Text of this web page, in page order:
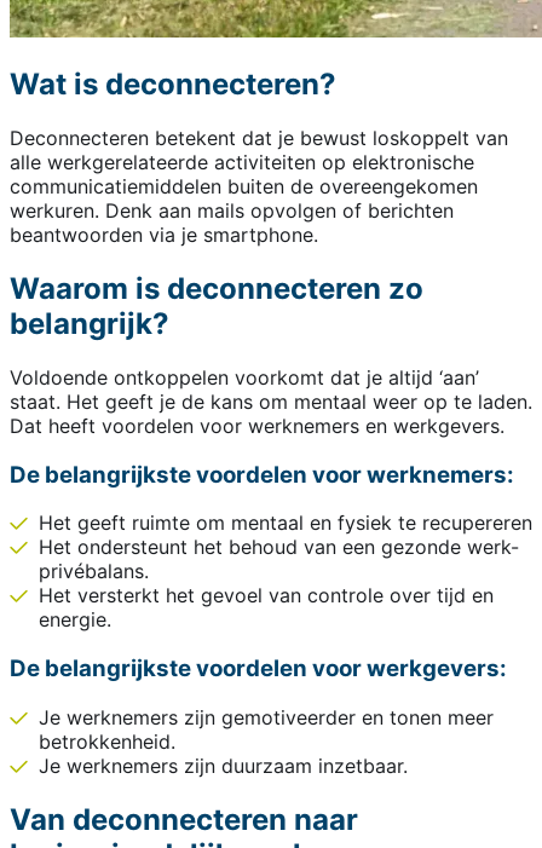
Wat is deconnecteren?
Deconnecteren betekent dat je bewust loskoppelt van
alle werkgerelateerde activiteiten op elektronische
communicatiemiddelen buiten de overeengekomen
werkuren. Denk aan mails opvolgen of berichten
beantwoorden via je smartphone.
Waarom is deconnecteren zo
belangrijk?
Voldoende ontkoppelen voorkomt dat je altijd ‘aan’
staat. Het geeft je de kans om mentaal weer op te laden.
Dat heeft voordelen voor werknemers en werkgevers.
De belangrijkste voordelen voor werknemers:
Het geeft ruimte om mentaal en fysiek te recupereren
Het ondersteunt het behoud van een gezonde werk-
privébalans.
Het versterkt het gevoel van controle over tijd en
energie.
De belangrijkste voordelen voor werkgevers:
Je werknemers zijn gemotiveerder en tonen meer
betrokkenheid.
Je werknemers zijn duurzaam inzetbaar.
Van deconnecteren naar